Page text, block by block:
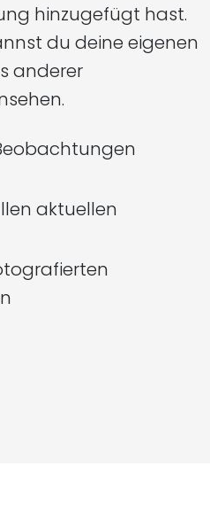
hinzugefügt hast.
du deine eigenen
anderer
aktuellen